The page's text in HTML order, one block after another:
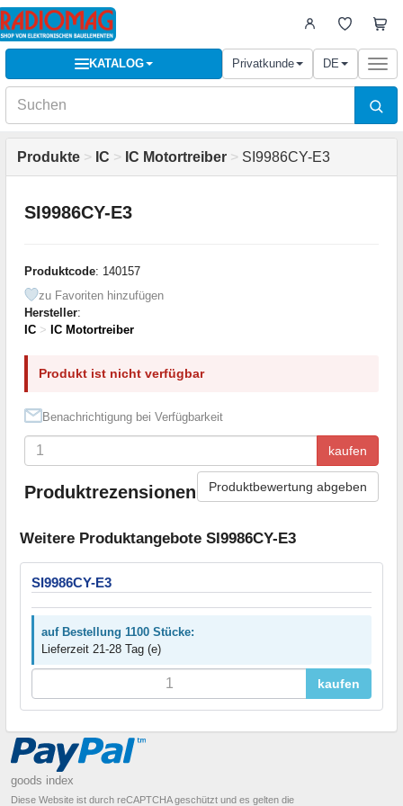
KATALOG Privatkunde DE
Produkte > IC > IC Motortreiber > SI9986CY-E3
SI9986CY-E3
Produktcode: 140157
zu Favoriten hinzufügen
Hersteller:
IC > IC Motortreiber
Produkt ist nicht verfügbar
Benachrichtigung bei Verfügbarkeit
kaufen
Produktrezensionen Produktbewertung abgeben
Weitere Produktangebote SI9986CY-E3
SI9986CY-E3
auf Bestellung 1100 Stücke:
Lieferzeit 21-28 Tag (e)
kaufen
goods index
Diese Website ist durch reCAPTCHA geschützt und es gelten die